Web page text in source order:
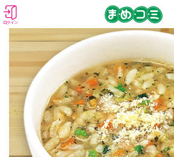
ログイン